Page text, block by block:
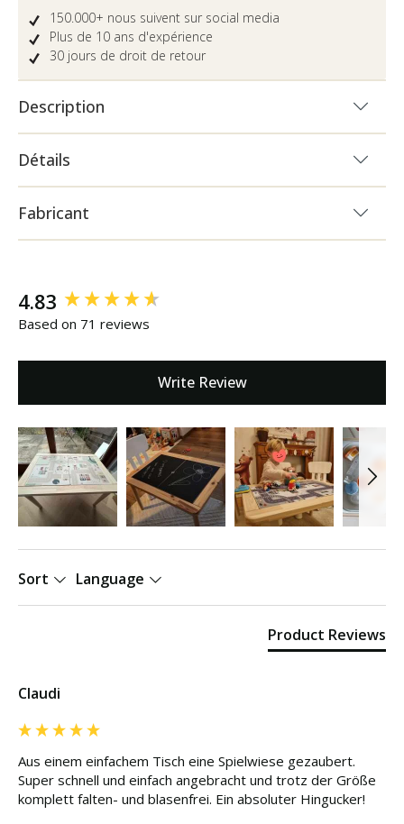
150.000+ nous suivent sur social media
Plus de 10 ans d'expérience
30 jours de droit de retour
Description
Détails
Fabricant
4.83
Based on 71 reviews
Write Review
Sort Language
Product Reviews
Claudi
Aus einem einfachem Tisch eine Spielwiese gezaubert.
Super schnell und einfach angebracht und trotz der Größe
komplett falten- und blasenfrei. Ein absoluter Hingucker!
New content loaded